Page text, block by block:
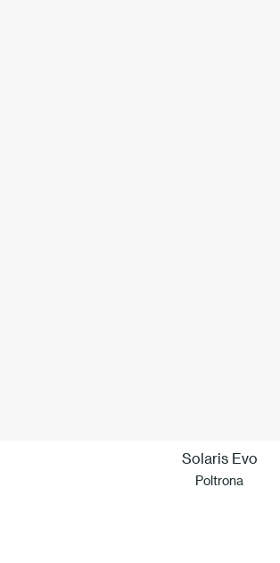
Solaris Evo
Poltrona